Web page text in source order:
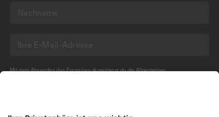
Mit dem Absenden des Formulars akzeptierst du dieAllgemeinen